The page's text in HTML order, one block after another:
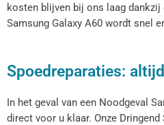
kosten blijven bij ons laag
Samsung Galaxy A60 wordt snel
Spoedreparaties:
In het geval van een Noodgeval
direct voor u klaar. Onze